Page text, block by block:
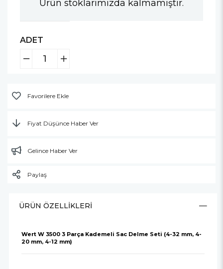
Ürün stoklarımızda kalmamıştır.
ADET
Favorilere Ekle
Fiyat Düşünce Haber Ver
Gelince Haber Ver
Paylaş
ÜRÜN ÖZELLIKLERI
Wert W 3500 3 Parça Kademeli Sac Delme Seti (4-32 mm, 4-
20 mm, 4-12 mm)